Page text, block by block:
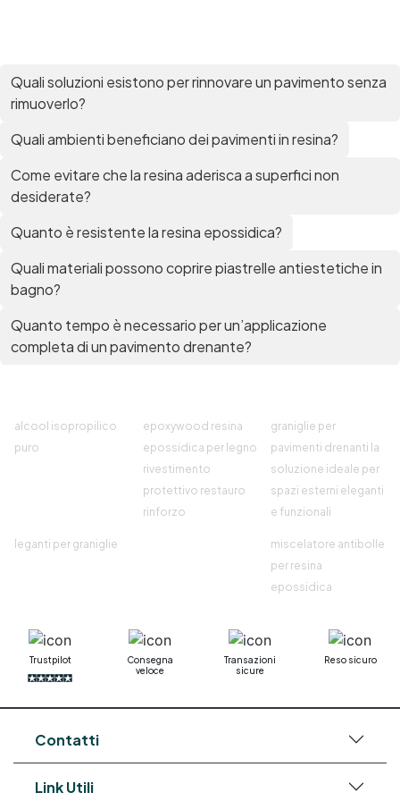
bicomponente Epossidica colla Colla
bicomponente plastica Bicomponente
Epossidica bicomponente Bicomponente
epossidico Colle bicomponenti Epossidica
significato Epossidico significato Polietilene telo
Smalto epossidico Colla epossidica legno Colla
bicomponente per plastica Cariche per Epossidici
epossidico Colla bicomponente epossidica
Pavimento epossidico Acquista Glitter Epossidico
Mastice epossidico Adesivo epossidico
bicomponente Malta epossidica Colla
bicomponente Pavimento epossidico pro e
Quali soluzioni esistono per rinnovare un pavimento senza
rimuoverlo?
Quali ambienti beneficiano dei pavimenti in resina?
Come evitare che la resina aderisca a superfici non
desiderate?
Quanto è resistente la resina epossidica?
Quali materiali possono coprire piastrelle antiestetiche in
bagno?
Quanto tempo è necessario per un’applicazione
completa di un pavimento drenante?
alcool isopropilico
puro
epoxywood resina
epossidica per legno
rivestimento
protettivo restauro
rinforzo
graniglie per
pavimenti drenanti la
soluzione ideale per
spazi esterni eleganti
e funzionali
leganti per graniglie
miscelatore antibolle
per resina
epossidica
Trustpilot
Consegna
veloce
Transazioni
sicure
Reso sicuro
Contatti
Link Utili